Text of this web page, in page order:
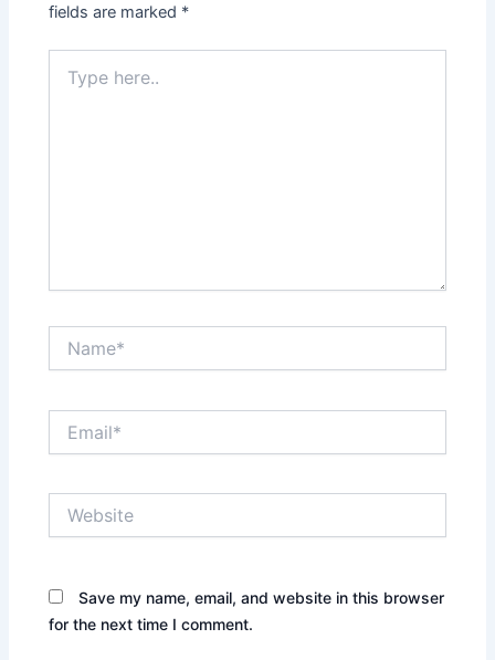
fields are marked *
here..
Save my name, email, and website in this browser
for the next time I comment.